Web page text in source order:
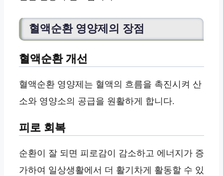
혈액순환 영양제의 장점
혈액순환 개선
혈액순환 영양제는 혈액의 흐름을 촉진시켜 산
소와 영양소의 공급을 원활하게 합니다.
피로 회복
순환이 잘 되면 피로감이 감소하고 에너지가 증
가하여 일상생활에서 더 활기차게 활동할 수 있